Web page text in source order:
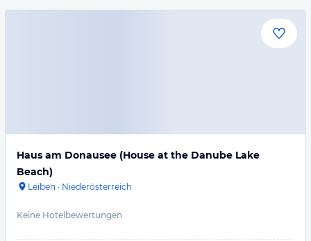
Haus am Donausee (House at the Danube Lake
Beach)
Leiben · Niederösterreich
Keine Hotelbewertungen